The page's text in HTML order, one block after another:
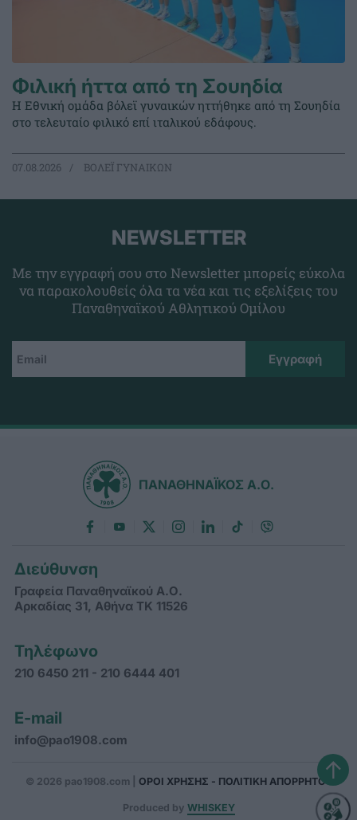
Φιλική ήττα από τη Σουηδία
Η Εθνική ομάδα βόλεϊ γυναικών ηττήθηκε από τη Σουηδία
στο τελευταίο φιλικό επί ιταλικού εδάφους.
07.08.2026 ΒΟΛΕΪ ΓΥΝΑΙΚΩΝ
NEWSLETTER
Με την εγγραφή σου στο Newsletter μπορείς εύκολα
να παρακολουθείς όλα τα νέα και τις εξελίξεις του
Παναθηναϊκού Αθλητικού Ομίλου
ΠΑΝΑΘΗΝΑΪΚΟΣ Α.Ο.
Διεύθυνση
Γραφεία Παναθηναϊκού Α.Ο.
Αρκαδίας 31, Αθήνα ΤΚ 11526
Τηλέφωνο
210 6450 211 - 210 6444 401
E-mail
info@pao1908.com
© 2026 pao1908.com | ΟΡΟΙ ΧΡΗΣΗΣ - ΠΟΛΙΤΙΚΗ ΑΠΟΡΡΗΤΟΥ
Produced by WHISKEY
↑